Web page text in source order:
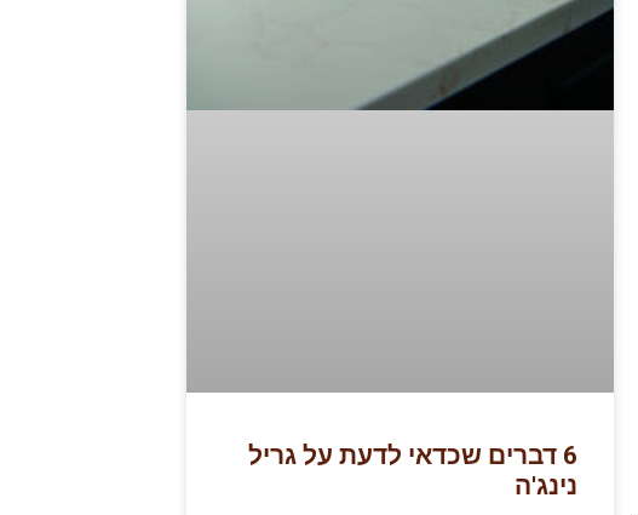
6 דברים שכדאי לדעת על גריל
נינג'ה